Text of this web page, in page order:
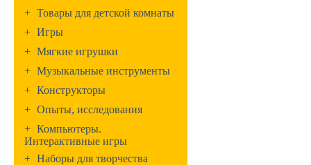
+ Товары для детской комнаты
+ Игры
+ Мягкие игрушки
+ Музыкальные инструменты
+ Конструкторы
+ Опыты, исследования
+ Компьютеры.
Интерактивные игры
+ Наборы для творчества